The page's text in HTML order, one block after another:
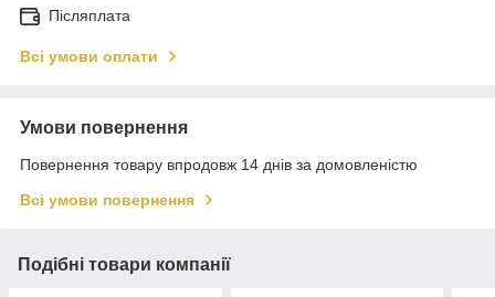
Післяплата
Всі умови оплати
Умови повернення
Повернення товару впродовж 14 днів за домовленістю
Всі умови повернення
Подібні товари компанії